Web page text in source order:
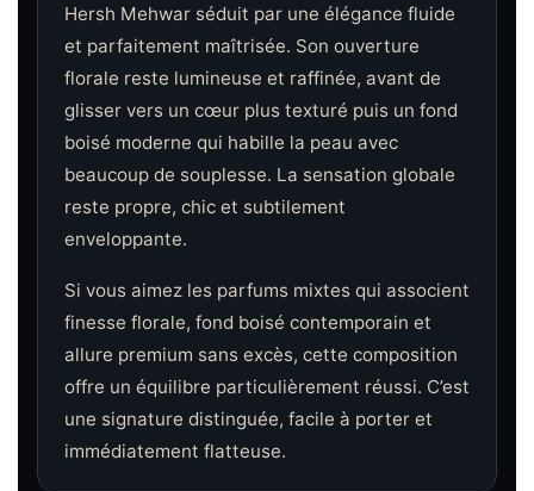
Hersh Mehwar séduit par une élégance fluide
et parfaitement maîtrisée. Son ouverture
florale reste lumineuse et raffinée, avant de
glisser vers un cœur plus texturé puis un fond
boisé moderne qui habille la peau avec
beaucoup de souplesse. La sensation globale
reste propre, chic et subtilement
enveloppante.
Si vous aimez les parfums mixtes qui associent
finesse florale, fond boisé contemporain et
allure premium sans excès, cette composition
offre un équilibre particulièrement réussi. C’est
une signature distinguée, facile à porter et
immédiatement flatteuse.